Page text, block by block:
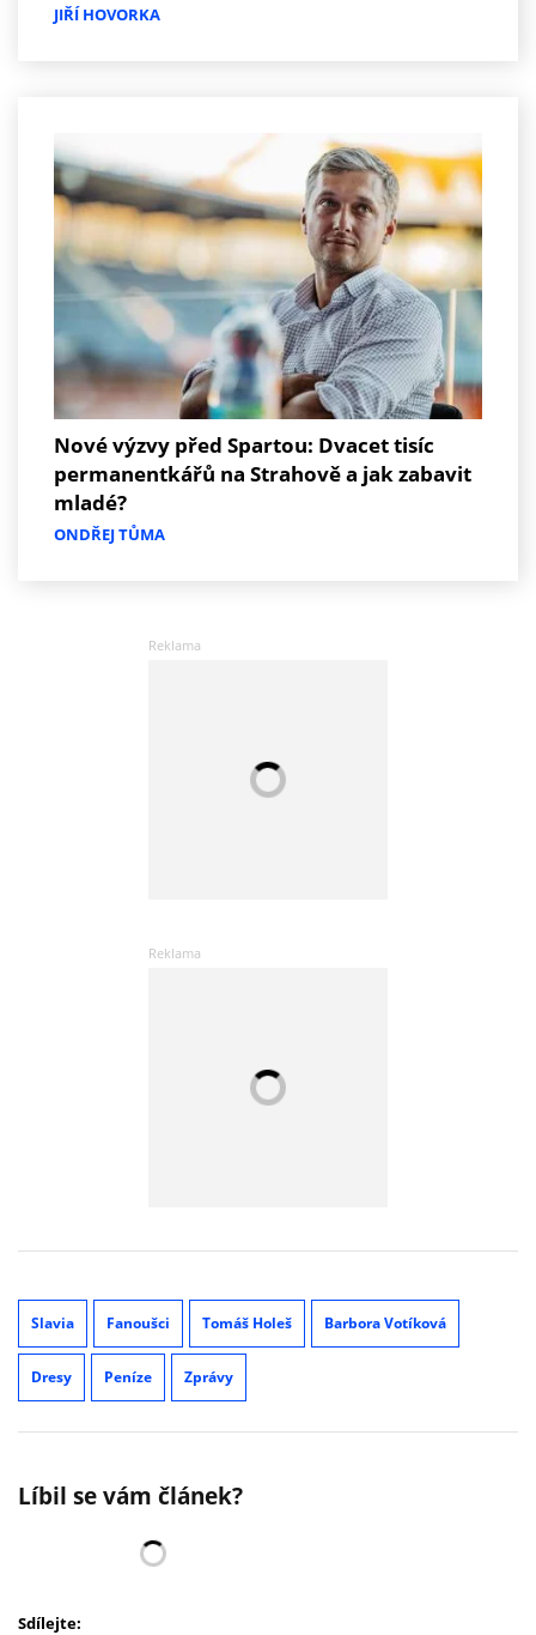
JIŘÍ HOVORKA
Nové výzvy před Spartou: Dvacet tisíc
permanentkářů na Strahově a jak zabavit
mladé?
ONDŘEJ TŮMA
Slavia Fanoušci Tomáš Holeš Barbora Votíková
Dresy Peníze Zprávy
Líbil se vám článek?
Sdílejte: